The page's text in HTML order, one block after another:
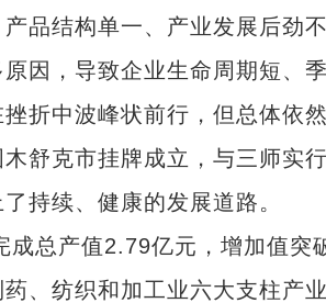
结构单一、产业发展后劲
因，导致企业生命周期短、
折中波峰状前行，但总体依然
克市挂牌成立，与三师实行
持续、健康的发展道路。
产值2.79亿元，增加值突
、纺织和加工业六大支柱产